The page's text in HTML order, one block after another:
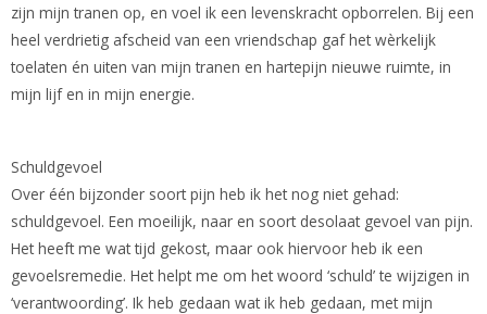
zijn mijn tranen op, en voel ik een levenskracht opborrelen. Bij een
heel verdrietig afscheid van een vriendschap gaf het wèrkelijk
toelaten én uiten van mijn tranen en hartepijn nieuwe ruimte, in
mijn lijf en in mijn energie.
Schuldgevoel
Over één bijzonder soort pijn heb ik het nog niet gehad:
schuldgevoel. Een moeilijk, naar en soort desolaat gevoel van pijn.
Het heeft me wat tijd gekost, maar ook hiervoor heb ik een
gevoelsremedie. Het helpt me om het woord ‘schuld’ te wijzigen in
‘verantwoording’. Ik heb gedaan wat ik heb gedaan, met mijn